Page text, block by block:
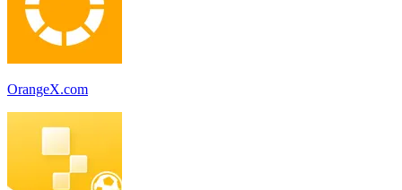
OrangeX.com